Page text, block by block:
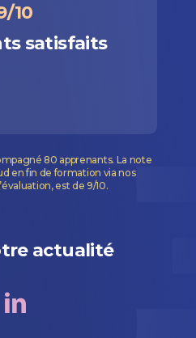
10
satisfaits
80 apprenants. La note
en fin de formation via nos
est de 9/10.
actualité